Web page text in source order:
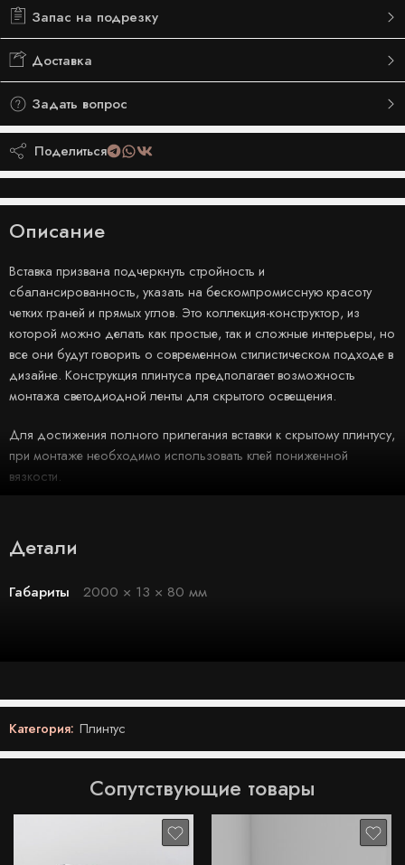
Запас на подрезку
Доставка
Задать вопрос
Поделиться
Описание
Вставка призвана подчеркнуть стройность и
сбалансированность, указать на бескомпромиссную красоту
четких граней и прямых углов. Это коллекция-конструктор, из
которой можно делать как простые, так и сложные интерьеры, но
все они будут говорить о современном стилистическом подходе в
дизайне. Конструкция плинтуса предполагает возможность
монтажа светодиодной ленты для скрытого освещения.
Для достижения полного прилегания вставки к скрытому плинтусу,
при монтаже необходимо использовать клей пониженной
вязкости.
Детали
Габариты 2000 × 13 × 80 мм
Категория: Плинтус
Сопутствующие товары